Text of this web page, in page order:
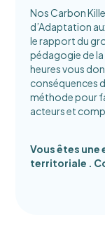
Nos Carbon
d’Adaptation
le rapport du
pédagogie de
heures vous
conséquences
méthode pour
acteurs et
Vous êtes
territoriale .